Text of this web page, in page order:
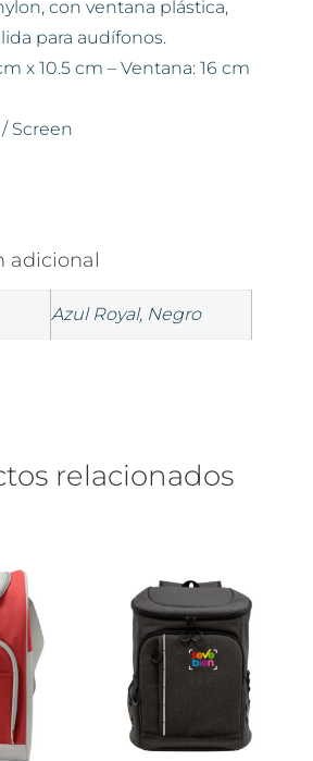
con ventana plástica,
para audífonos.
x 10.5 cm – Ventana: 16 cm
Screen
adicional
Azul Royal, Negro
relacionados